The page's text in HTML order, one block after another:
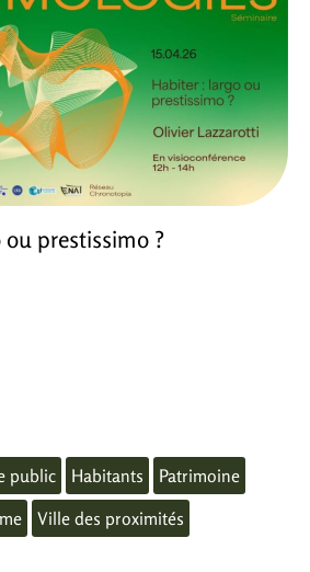
prestissimo ?
public Habitants
Patrimoine
Ville des proximités